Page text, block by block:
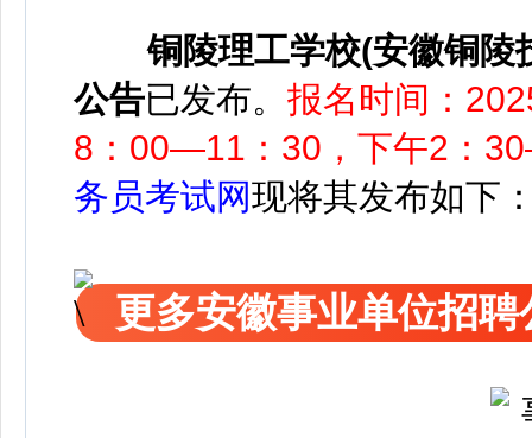
铜陵理工学校(安徽铜陵
公告已发布。 报名时间：
8：00—11：30，下午2：
务员考试网现将其发布如下
更多安徽事业单位招聘